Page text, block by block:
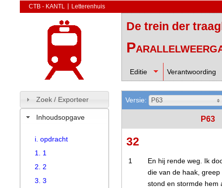
CTB - KANTL Letterenhuis
De trein der
Editie Verantwoording
Versie: P63
P63
32
1
En hij rende weg. Ik
die van de haak,
stond en stormde hem
Zoek / Exporteer
Inhoudsopgave
i. opdracht
1. 1
2. 2
3. 3